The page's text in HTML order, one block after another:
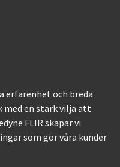
erfarenhet och breda
med en stark vilja att
FLIR skapar vi
som gör våra kunder